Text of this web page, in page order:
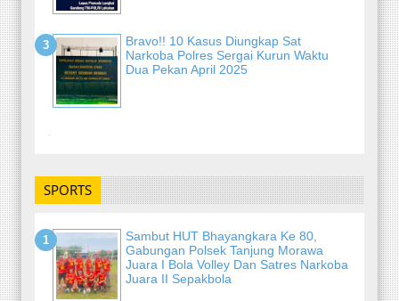
Bravo!! 10 Kasus Diungkap Sat
Narkoba Polres Sergai Kurun Waktu
Dua Pekan April 2025
-
SPORTS
Sambut HUT Bhayangkara Ke 80,
Gabungan Polsek Tanjung Morawa
Juara I Bola Volley Dan Satres Narkoba
Juara II Sepakbola